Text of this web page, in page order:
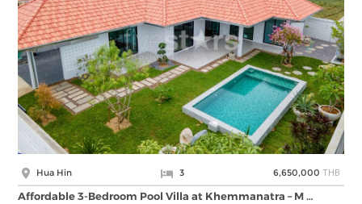
Hua Hin 3 6,650,000 THB
Affordable 3-Bedroom Pool Villa at Khemmanatra – M …